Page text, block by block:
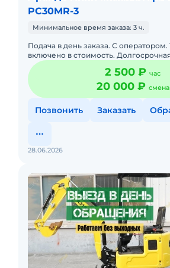
PC30MR-3
Минимальное время заказа: 3 ч.
Подача в день заказа. С оператором.
включено в стоимость.
2 500 ₽ час
20 000 ₽ смена
Позвонить Заказать
28.06.2026